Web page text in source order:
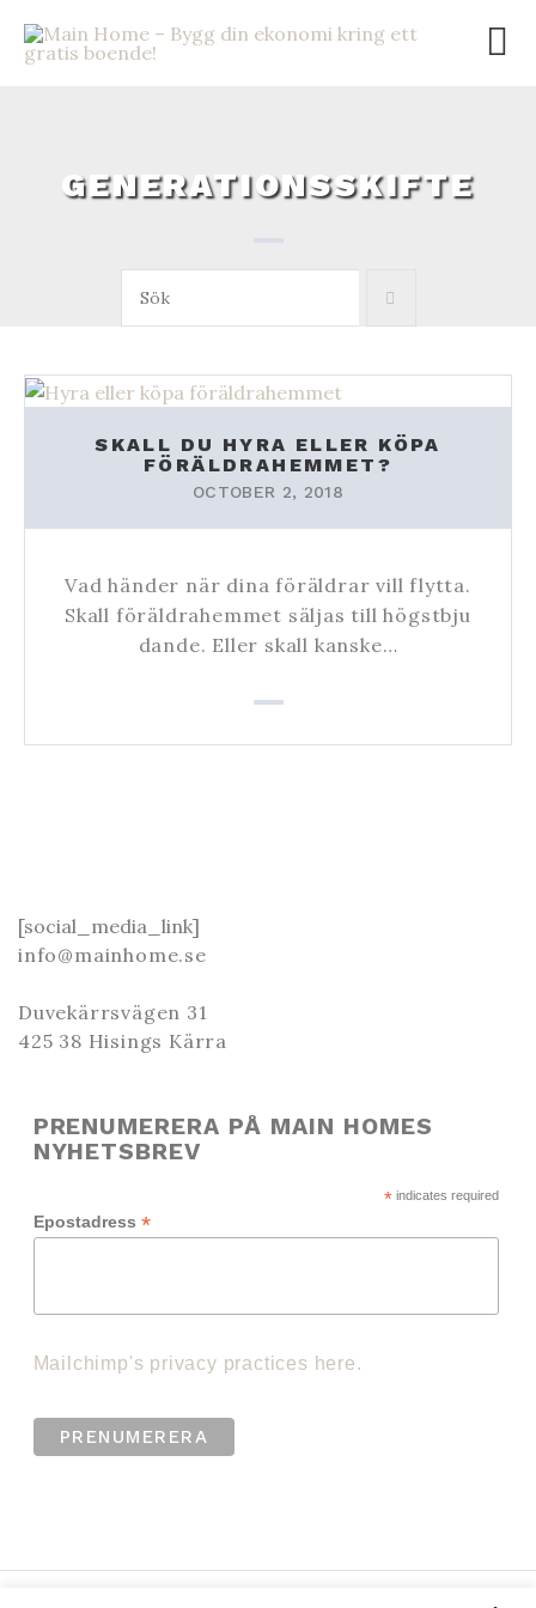
content
GENERATIONSSKIFTE
SKALL DU HYRA ELLER KÖPA
FÖRÄLDRAHEMMET?
OCTOBER 2, 2018
Vad händer när dina föräldrar vill flytta.
Skall föräldrahemmet säljas till högstbju
dande. Eller skall kanske…
[social_media_link]
info@mainhome.se
Duvekärrsvägen 31
425 38 Hisings Kärra
PRENUMERERA PÅ MAIN HOMES
NYHETSBREV
*indicates required
Epostadress *
Mailchimp's privacy practices here.